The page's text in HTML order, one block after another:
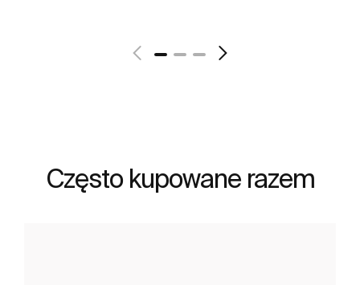
Często kupowane razem